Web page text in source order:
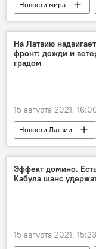
Новости мира
Афганистан
На Латвию
фронт: дожди и
градом
15 августа 2021,
Новости Латвии
Погода в Латвии
Эффект домино.
Кабула шанс
15 августа 2021, 15:23